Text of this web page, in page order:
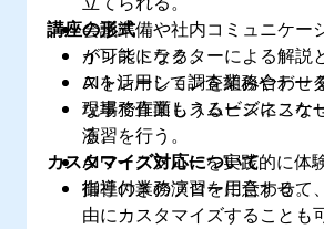
会議準備や社内コミュニケー
が可能になる。
AIを活用して調査業務やデー
な事務作業もスムーズにこな
る。
講座の形式
インストラクターによる解説
ストレーションを組み合わせ
現場で直面しうるビジネスケ
演習を行う。
AIワークフローを実践的に体
指導付きの演習を用意する。
カスタマイズ対応について
御社の業務フローに合わせて
由にカスタマイズすることも